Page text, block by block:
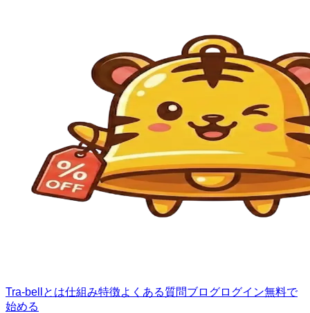
Tra-bellとは仕組み特徴よくある質問ブログログイン無料で
始める